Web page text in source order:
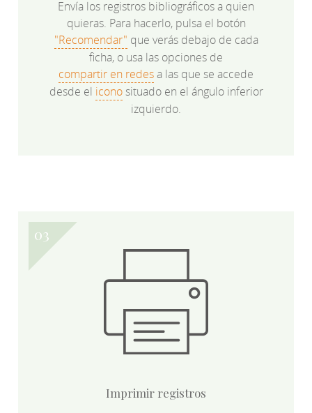
Envía los registros bibliográficos a quien
quieras. Para hacerlo, pulsa el botón
"Recomendar" que verás debajo de cada
ficha, o usa las opciones de
compartir en redesa las que se accede
desde el iconosituado en el ángulo inferior
izquierdo.
Imprimir registros